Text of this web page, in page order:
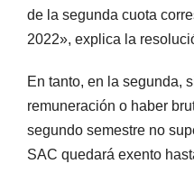
de la segunda cuota
2022», explica la
En tanto, en la segunda,
remuneración o haber
segundo semestre no
SAC quedará exento